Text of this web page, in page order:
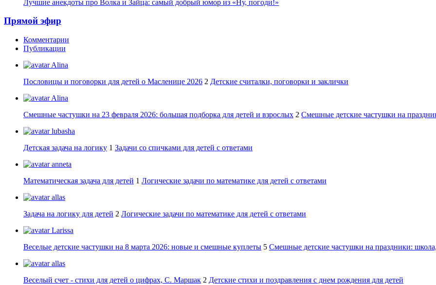
Лучшие анекдоты про Волка и Зайца: самый добрый юмор из «Ну, погоди!»
Прямой эфир
Комментарии
Публикации
Alina
Пословицы и поговорки для детей о Масленице 2026 2 Детские считалки, поговорки и заклички
Alina
Смешные частушки на 23 февраля 2026: большая подборка для детей и взрослых 2 Смешные детские частушки на
lubasha
Детская задача на логику 1 Задачи со спичками для детей с ответами
anneta
Математическая задача для детей 1 Логические задачи по математике для детей с ответами
allas
Задача на логику для детей 2 Логические задачи по математике для детей с ответами
Larissa
Веселые детские частушки на 8 марта 2026: новые и смешные куплеты 5 Смешные детские частушки на праздники:
allas
Веселый счет - стихи для детей о цифрах, С. Маршак 2 Детские стихи и поздравления с днем рождения для детей